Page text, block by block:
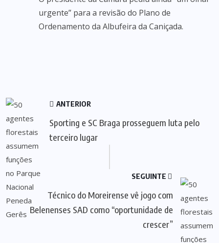
urgente” para a revisão do Plano de
Ordenamento da Albufeira da Caniçada.
ANTERIOR
Sporting e SC Braga prosseguem luta pelo
terceiro lugar
SEGUINTE
Técnico do Moreirense vê jogo com
Belenenses SAD como “oportunidade de
crescer”